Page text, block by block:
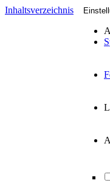
Inhaltsverzeichnis